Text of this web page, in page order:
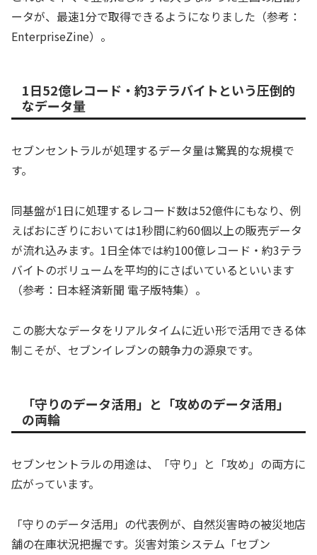
ータが、最速1分で取得できるようになりました（参考：
EnterpriseZine）。
1日52億レコード・約3テラバイトという圧倒的
なデータ量
セブンセントラルが処理するデータ量は驚異的な規模で
す。
同基盤が1日に処理するレコード数は52億件にもなり、例
えばおにぎりにおいては1秒間に約60個以上の販売データ
が流れ込みます。1日全体では約100億レコード・約3テラ
バイトのボリュームを平均的にさばいているといいます
（参考：日本経済新聞 電子版特集）。
この膨大なデータをリアルタイムに近い形で活用できる体
制こそが、セブンイレブンの競争力の源泉です。
「守りのデータ活用」と「攻めのデータ活用」
の両輪
セブンセントラルの用途は、「守り」と「攻め」の両方に
広がっています。
「守りのデータ活用」の代表例が、自然災害時の被災地店
舗の在庫状況把握です。災害対策システム「セブン